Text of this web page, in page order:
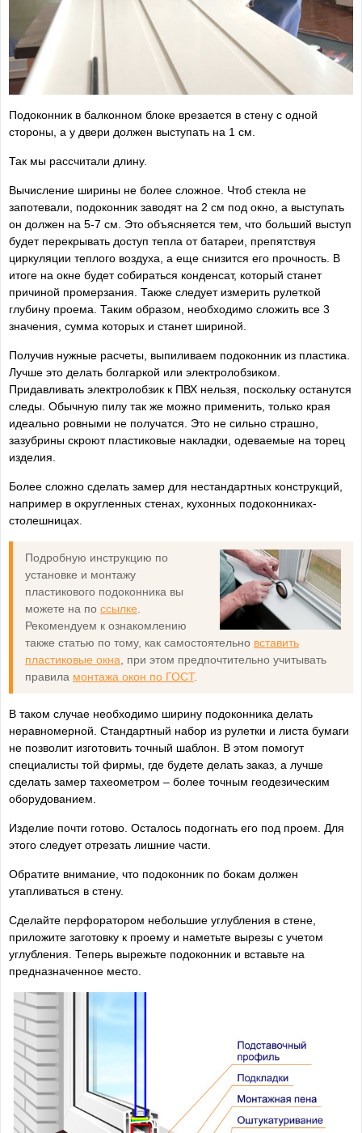
Подоконник в балконном блоке врезается в стену с одной
стороны, а у двери должен выступать на 1 см.
Так мы рассчитали длину.
Вычисление ширины не более сложное. Чтоб стекла не
запотевали, подоконник заводят на 2 см под окно, а выступать
он должен на 5-7 см. Это объясняется тем, что больший выступ
будет перекрывать доступ тепла от батареи, препятствуя
циркуляции теплого воздуха, а еще снизится его прочность. В
итоге на окне будет собираться конденсат, который станет
причиной промерзания. Также следует измерить рулеткой
глубину проема. Таким образом, необходимо сложить все 3
значения, сумма которых и станет шириной.
Получив нужные расчеты, выпиливаем подоконник из пластика.
Лучше это делать болгаркой или электролобзиком.
Придавливать электролобзик к ПВХ нельзя, поскольку останутся
следы. Обычную пилу так же можно применить, только края
идеально ровными не получатся. Это не сильно страшно,
зазубрины скроют пластиковые накладки, одеваемые на торец
изделия.
Более сложно сделать замер для нестандартных конструкций,
например в округленных стенах, кухонных подоконниках-
столешницах.
Подробную инструкцию по
установке и монтажу
пластикового подоконника вы
можете на по ссылке
Рекомендуем к ознакомлению
также статью по тому, как самостоятельно вставить
пластиковые окна , при этом предпочтительно учитывать
правила монтажа окон по ГОСТ.
В таком случае необходимо ширину подоконника делать
неравномерной. Стандартный набор из рулетки и листа бумаги
не позволит изготовить точный шаблон. В этом помогут
специалисты той фирмы, где будете делать заказ, а лучше
сделать замер тахеометром – более точным геодезическим
оборудованием.
Изделие почти готово. Осталось подогнать его под проем. Для
этого следует отрезать лишние части.
Обратите внимание, что подоконник по бокам должен
утапливаться в стену.
Сделайте перфоратором небольшие углубления в стене,
приложите заготовку к проему и наметьте вырезы с учетом
углубления. Теперь вырежьте подоконник и вставьте на
предназначенное место.